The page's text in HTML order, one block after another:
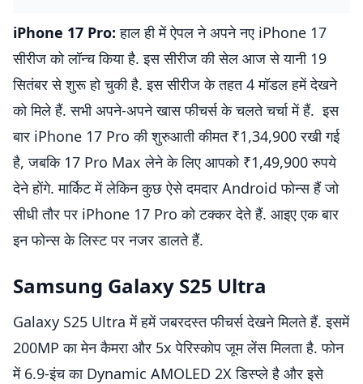
iPhone 17 Pro: हाल ही में ऐपल ने अपने नए iPhone 17
सीरीज को लॉन्च किया है. इस सीरीज की सेल आज से यानी 19
सितंबर से शुरू हो चुकी है. इस सीरीज के तहत 4 मॉडल हमें देखने
को मिले हैं. सभी अपने-अपने खास फीचर्स के चलते चर्चा में हैं. इस
बार iPhone 17 Pro की शुरुआती कीमत ₹1,34,900 रखी गई
है, जबकि 17 Pro Max लेने के लिए आपको ₹1,49,900 रुपये
देने होंगे. मार्किट में लेकिन कुछ ऐसे दमदार Android फोन्स हैं जो
सीधी तौर पर iPhone 17 Pro को टक्कर देते हैं. आइए एक बार
इन फोन्स के लिस्ट पर नजर डालते हैं.
Samsung Galaxy S25 Ultra
Galaxy S25 Ultra में हमें जबरदस्त फीचर्स देखने मिलते हैं. इसमें
200MP का मेन कैमरा और 5x पेरिस्कोप जूम लेंस मिलता है. फोन
में 6.9-इंच का Dynamic AMOLED 2X डिस्प्ले है और इसे